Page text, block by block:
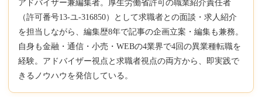
アドバイザー兼編集者。厚生労働省許可の職業紹介責任者
（許可番号13-ユ-316850）として求職者との面談・求人紹介
を担当しながら、編集歴8年で記事の企画立案・編集も兼務。
自身も金融・通信・小売・WEBの4業界で4回の異業種転職を
経験。アドバイザー視点と求職者視点の両方から、即実践で
きるノウハウを発信している。